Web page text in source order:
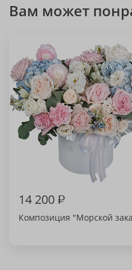
Вам может
14 200₽
Композиция "Морской